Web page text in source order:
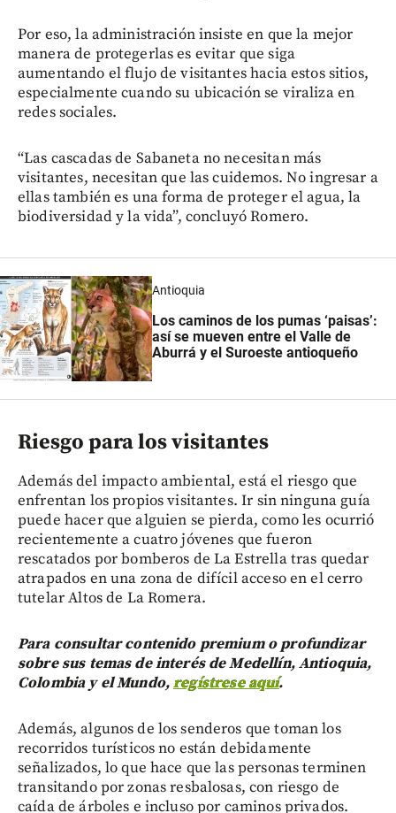
Por eso, la administración insiste en que la mejor
manera de protegerlas es evitar que siga
aumentando el flujo de visitantes hacia estos sitios,
especialmente cuando su ubicación se viraliza en
redes sociales.
“Las cascadas de Sabaneta no necesitan más
visitantes, necesitan que las cuidemos. No ingresar a
ellas también es una forma de proteger el agua, la
biodiversidad y la vida”, concluyó Romero.
Antioquia
Los caminos de los pumas ‘paisas’:
así se mueven entre el Valle de
Aburrá y el Suroeste antioqueño
Riesgo para los visitantes
Además del impacto ambiental, está el riesgo que
enfrentan los propios visitantes. Ir sin ninguna guía
puede hacer que alguien se pierda, como les ocurrió
recientemente a cuatro jóvenes que fueron
rescatados por bomberos de La Estrella tras quedar
atrapados en una zona de difícil acceso en el cerro
tutelar Altos de La Romera.
Para consultar contenido premium o profundizar
sobre sus temas de interés de Medellín, Antioquia,
Colombia y el Mundo,regístrese aquí.
Además, algunos de los senderos que toman los
recorridos turísticos no están debidamente
señalizados, lo que hace que las personas terminen
transitando por zonas resbalosas, con riesgo de
caída de árboles e incluso por caminos privados.